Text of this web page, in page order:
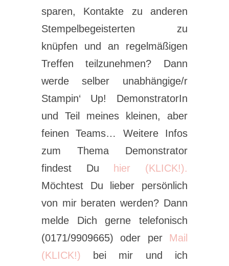
sparen, Kontakte zu anderen
Stempelbegeisterten zu
knüpfen und an regelmäßigen
Treffen teilzunehmen? Dann
werde selber unabhängige/r
Stampin‘ Up! DemonstratorIn
und Teil meines kleinen, aber
feinen Teams… Weitere Infos
zum Thema Demonstrator
findest Du
hier (KLICK!).
Möchtest Du lieber persönlich
von mir beraten werden? Dann
melde Dich gerne telefonisch
(0171/9909665) oder per Mail
(KLICK!) bei mir und ich